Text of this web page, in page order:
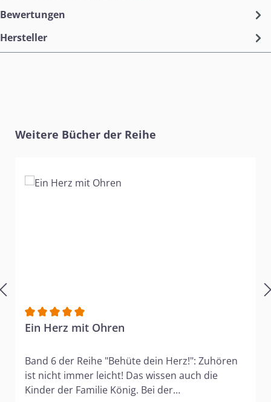
Bewertungen
Hersteller
Produktgalerie überspringen
Weitere Bücher der Reihe
Durchschnittliche Bewertung von 5 von 5 Sternen
Ein Herz mit Ohren
Band 6 der Reihe "Behüte dein Herz!": Zuhören
ist nicht immer leicht! Das wissen auch die
Kinder der Familie König. Bei der